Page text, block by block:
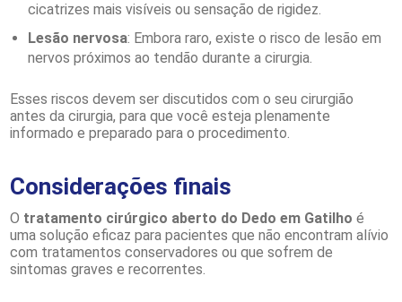
cicatrizes mais visíveis ou sensação de rigidez.
Lesão nervosa: Embora raro, existe o risco de lesão em
nervos próximos ao tendão durante a cirurgia.
Esses riscos devem ser discutidos com o seu cirurgião
antes da cirurgia, para que você esteja plenamente
informado e preparado para o procedimento.
Considerações finais
O tratamento cirúrgico aberto do Dedo em Gatilho é
uma solução eficaz para pacientes que não encontram alívio
com tratamentos conservadores ou que sofrem de
sintomas graves e recorrentes.